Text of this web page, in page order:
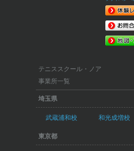
テニススクール・ノア
事業所一覧
埼玉県
武蔵浦和校 和光成増校
東京都